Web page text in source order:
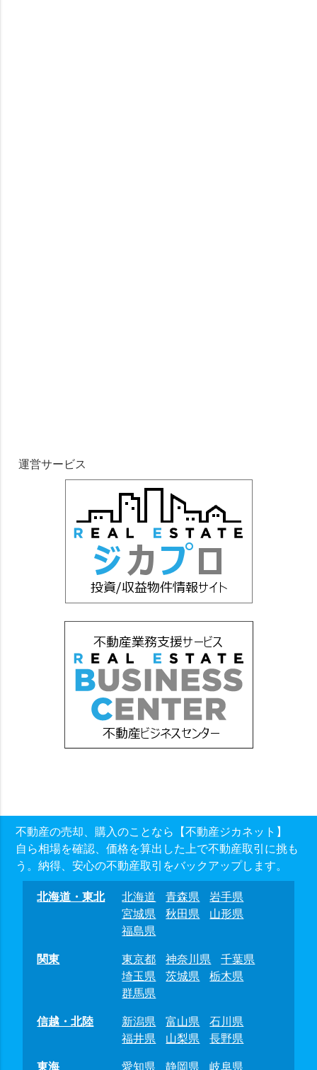
運営サービス
不動産の売却、購入のことなら【不動産ジカネット】
自ら相場を確認、価格を算出した上で不動産取引に挑も
う。納得、安心の不動産取引をバックアップします。
北海道・東北 北海道 青森県
岩手県
宮城県
秋田県
山形県
福島県
関東
東京都 神奈川県
千葉県
埼玉県
茨城県
栃木県
群馬県
信越・北陸
新潟県 富山県
石川県
福井県
山梨県
長野県
東海
愛知県 静岡県 岐阜県